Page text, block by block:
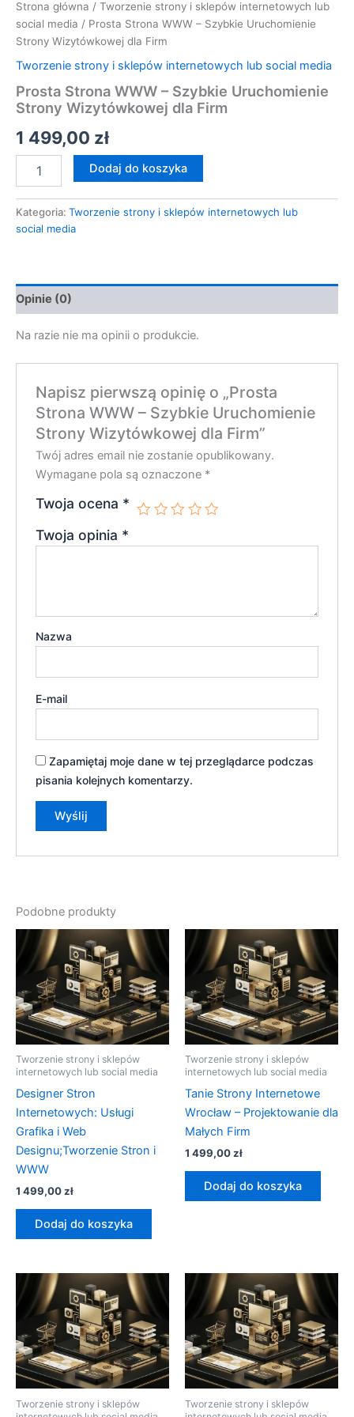
Strona główna / Tworzenie strony i sklepów internetowych lub
social media / Prosta Strona WWW – Szybkie Uruchomienie
Strony Wizytówkowej dla Firm
Tworzenie strony i sklepów internetowych lub social media
Prosta Strona WWW – Szybkie Uruchomienie
Strony Wizytówkowej dla Firm
1 499,00 zł
Dodaj do koszyka
Kategoria: Tworzenie strony i sklepów internetowych lub
social media
Opinie (0)
Na razie nie ma opinii o produkcie.
Napisz pierwszą opinię o „Prosta
Strona WWW – Szybkie Uruchomienie
Strony Wizytówkowej dla Firm”
Twój adres email nie zostanie opublikowany.
Wymagane pola są oznaczone *
Twoja ocena *
Twoja opinia *
Nazwa
E-mail
Zapamiętaj moje dane w tej przeglądarce podczas
pisania kolejnych komentarzy.
Podobne produkty
Tworzenie strony i sklepów
internetowych lub social media
Designer Stron
Internetowych: Usługi
Grafika i Web
Designu;Tworzenie Stron i
WWW
1 499,00zł
Dodaj do koszyka
Tworzenie strony i sklepów
internetowych lub social media
Tanie Strony Internetowe
Wrocław – Projektowanie dla
Małych Firm
1 499,00zł
Dodaj do koszyka
Tworzenie strony i sklepów
Tworzenie strony i sklepów